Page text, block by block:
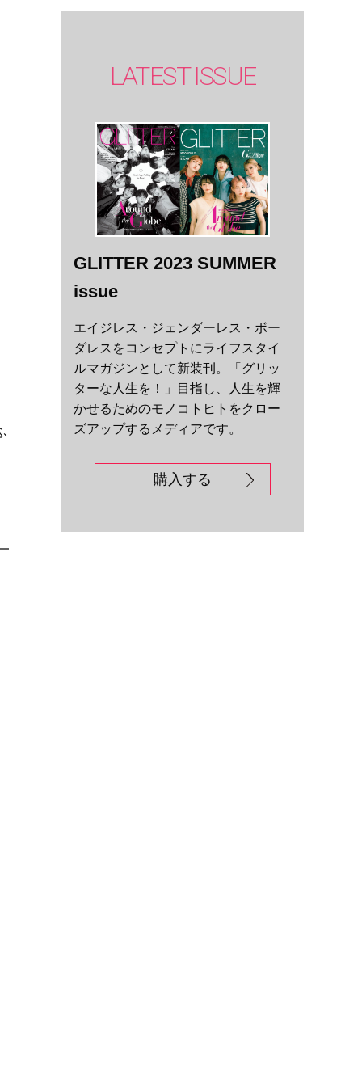
LATEST ISSUE
GLITTER 2023 SUMMER
issue
エイジレス・ジェンダーレス・ボー
ダレスをコンセプトにライフスタイ
ルマガジンとして新装刊。「グリッ
ターな人生を！」目指し、人生を輝
かせるためのモノコトヒトをクロー
ズアップするメディアです。
購入する